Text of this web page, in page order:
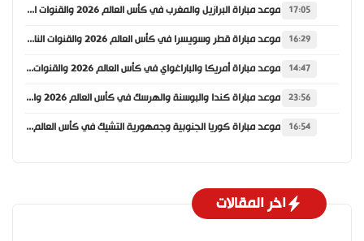
17:05 موعد مباراة البرازيل والمغرب في كأس العالم 2026 والقنوات الناقلة
16:29 موعد مباراة قطر وسويسرا في كأس العالم 2026 والقنوات الناقلة
14:47 موعد مباراة أمريكا والباراغواي في كأس العالم 2026 والقنوات الناقلة
23:56 موعد مباراة كندا والبوسنة والهرسك في كأس العالم 2026 والقنوات الناقلة
16:54 موعد مباراة كوريا الجنوبية وجمهورية التشيك في كأس العالم 2026 والقنوات الناقلة
اخر المقالات